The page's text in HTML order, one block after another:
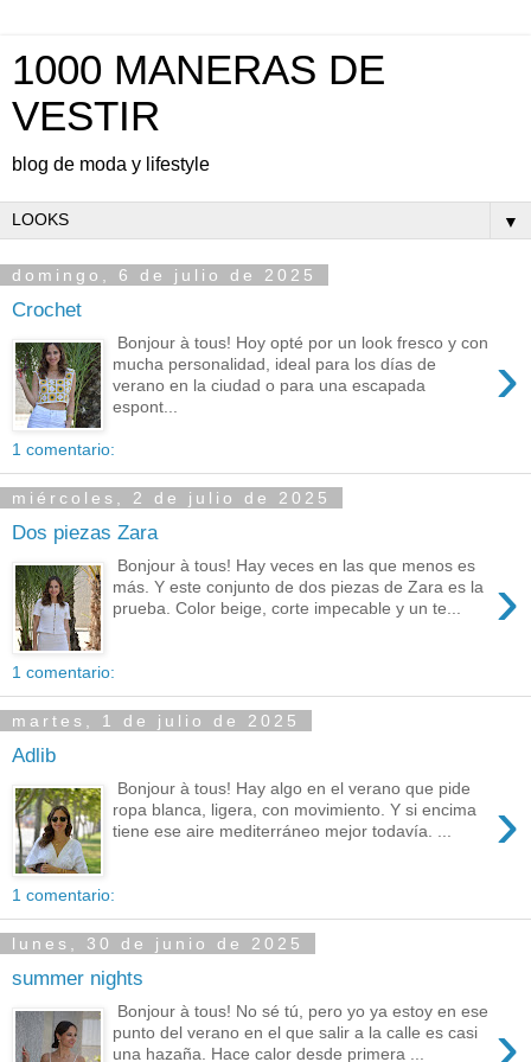
1000 MANERAS DE
VESTIR
blog de moda y lifestyle
▼
domingo, 6 de julio de 2025
Crochet
›
Bonjour à tous! Hoy opté por un look fresco y con
mucha personalidad, ideal para los días de
verano en la ciudad o para una escapada
espont...
1 comentario:
miércoles, 2 de julio de 2025
Dos piezas Zara
›
Bonjour à tous! Hay veces en las que menos es
más. Y este conjunto de dos piezas de Zara es la
prueba. Color beige, corte impecable y un te...
1 comentario:
martes, 1 de julio de 2025
Adlib
›
Bonjour à tous! Hay algo en el verano que pide
ropa blanca, ligera, con movimiento. Y si encima
tiene ese aire mediterráneo mejor todavía. ...
1 comentario:
lunes, 30 de junio de 2025
summer nights
Bonjour à tous! No sé tú, pero yo ya estoy en ese
punto del verano en el que salir a la calle es casi
una hazaña. Hace calor desde primera ...